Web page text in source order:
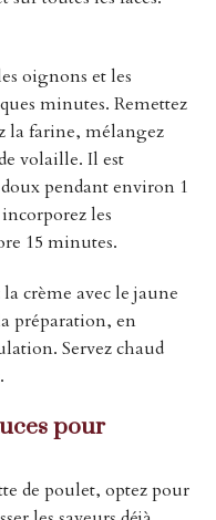
oignons et les
minutes. Remettez
la farine, mélangez
volaille. Il est
pendant environ 1
les
15 minutes.
crème avec le jaune
préparation, en
Servez chaud
pour
de poulet, optez pour